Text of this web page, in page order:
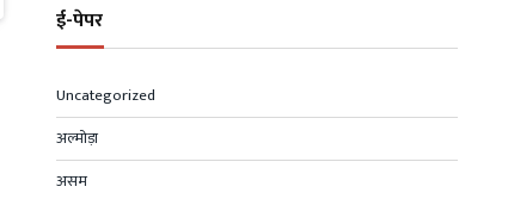
ई-पेपर
Uncategorized
अल्मोड़ा
असम